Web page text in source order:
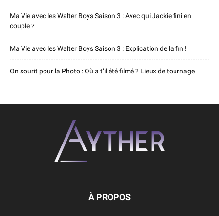
Ma Vie avec les Walter Boys Saison 3 : Avec qui Jackie fini en
couple ?
Ma Vie avec les Walter Boys Saison 3 : Explication de la fin !
On sourit pour la Photo : Où a t’il été filmé ? Lieux de tournage !
À PROPOS